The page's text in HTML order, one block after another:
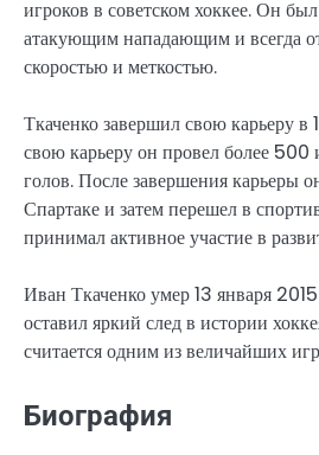
игроков в советском хоккее. Он
атакующим нападающим и всегда
скоростью и меткостью.
Ткаченко завершил свою карьеру в
свою карьеру он провел более 500
голов. После завершения карьеры
Спартаке и затем перешел в
принимал активное участие в
Иван Ткаченко умер 13 января
оставил яркий след в истории
считается одним из величайших
Биография